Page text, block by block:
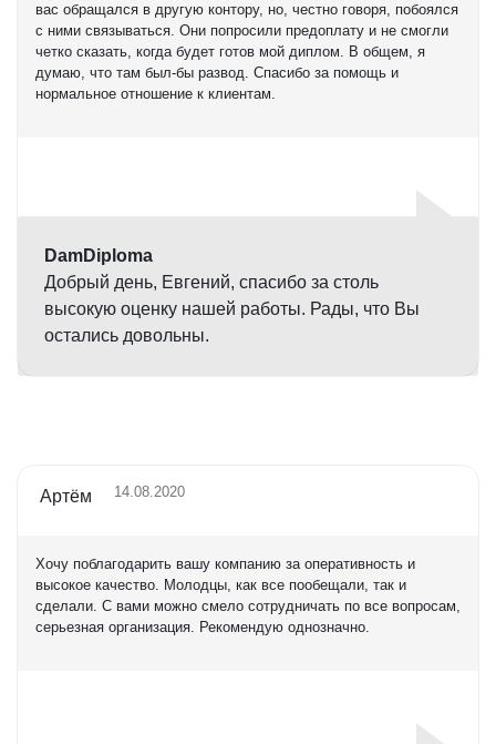
вас обращался в другую контору, но, честно говоря, побоялся
с ними связываться. Они попросили предоплату и не смогли
четко сказать, когда будет готов мой диплом. В общем, я
думаю, что там был-бы развод. Спасибо за помощь и
нормальное отношение к клиентам.
DamDiploma
Добрый день, Евгений, спасибо за столь
высокую оценку нашей работы. Рады, что Вы
остались довольны.
Артём 14.08.2020
Хочу поблагодарить вашу компанию за оперативность и
высокое качество. Молодцы, как все пообещали, так и
сделали. С вами можно смело сотрудничать по все вопросам,
серьезная организация. Рекомендую однозначно.